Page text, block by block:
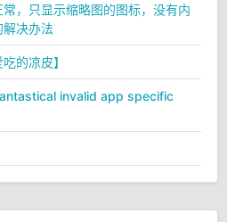
，只显示缩略图的图标，没有内
解决办法
的凉皮】
invalid app specific